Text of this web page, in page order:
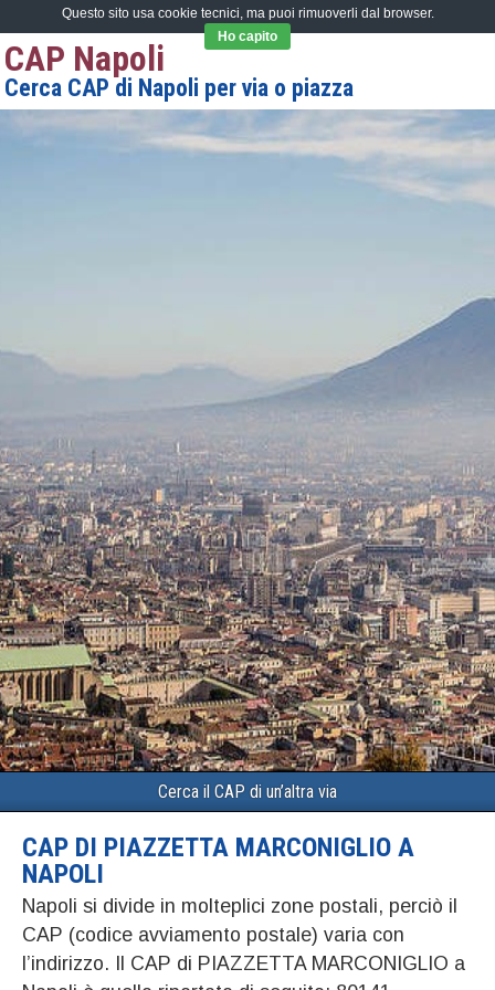
CAP Napoli
Cerca CAP di Napoli per via o piazza
Cerca il CAP di un’altra via
CAP DI PIAZZETTA MARCONIGLIO A
NAPOLI
Napoli si divide in molteplici zone postali, perciò il
CAP (codice avviamento postale) varia con
l’indirizzo. Il CAP di PIAZZETTA MARCONIGLIO a
Questo sito usa cookie tecnici, ma puoi rimuoverli dal browser.
Ho capito